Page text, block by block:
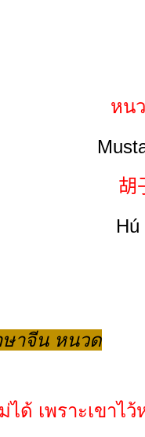
หน
胡
Hú
ษาจีน หนวด
ได้ เพราะเขาไ